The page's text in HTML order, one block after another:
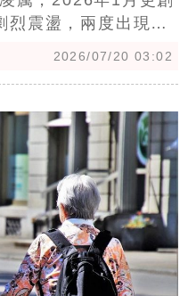
烈震盪，兩度出現單
儲存工具，能於資產
資人應長期持有，採
殺低，並提醒投資人
評估市場波動，切勿
穩健的資產配置觀念
2026/07/20 03:02